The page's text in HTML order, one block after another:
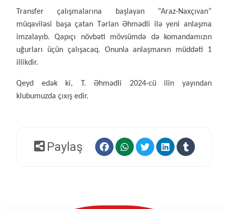
Transfer çalışmalarına başlayan “Araz-Naxçıvan”
müqaviləsi başa çatan Tərlan Əhmədli ilə yeni anlaşma
imzalayıb. Qapıçı növbəti mövsümdə də komandamızın
uğurları üçün çalışacaq. Onunla anlaşmanın müddəti 1
illikdir.
Qeyd edək ki, T. Əhmədli 2024-cü ilin yayından
klubumuzda çıxış edir.
Paylaş